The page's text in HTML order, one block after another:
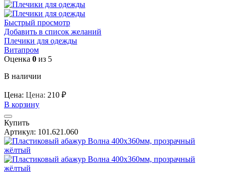
Быстрый просмотр
Добавить в список желаний
Плечики для одежды
Витапром
Оценка 0 из 5
В наличии
Цена: Цена: 210 ₽
В корзину
Купить
Артикул: 101.621.060